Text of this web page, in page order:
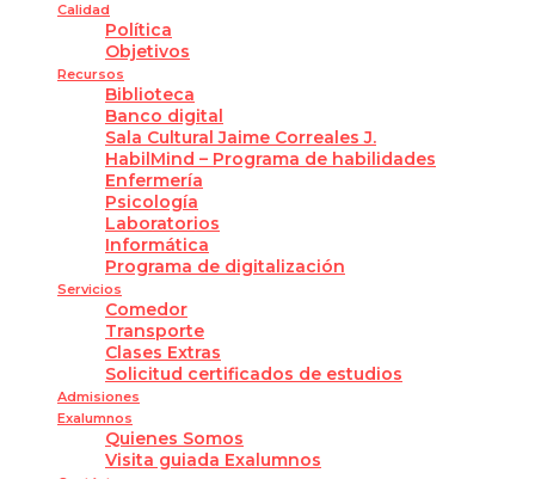
Calidad
Política
Objetivos
Recursos
Biblioteca
Banco digital
Sala Cultural Jaime Correales J.
HabilMind – Programa de habilidades
Enfermería
Psicología
Laboratorios
Informática
Programa de digitalización
Servicios
Comedor
Transporte
Clases Extras
Solicitud certificados de estudios
Admisiones
Exalumnos
Quienes Somos
Visita guiada Exalumnos